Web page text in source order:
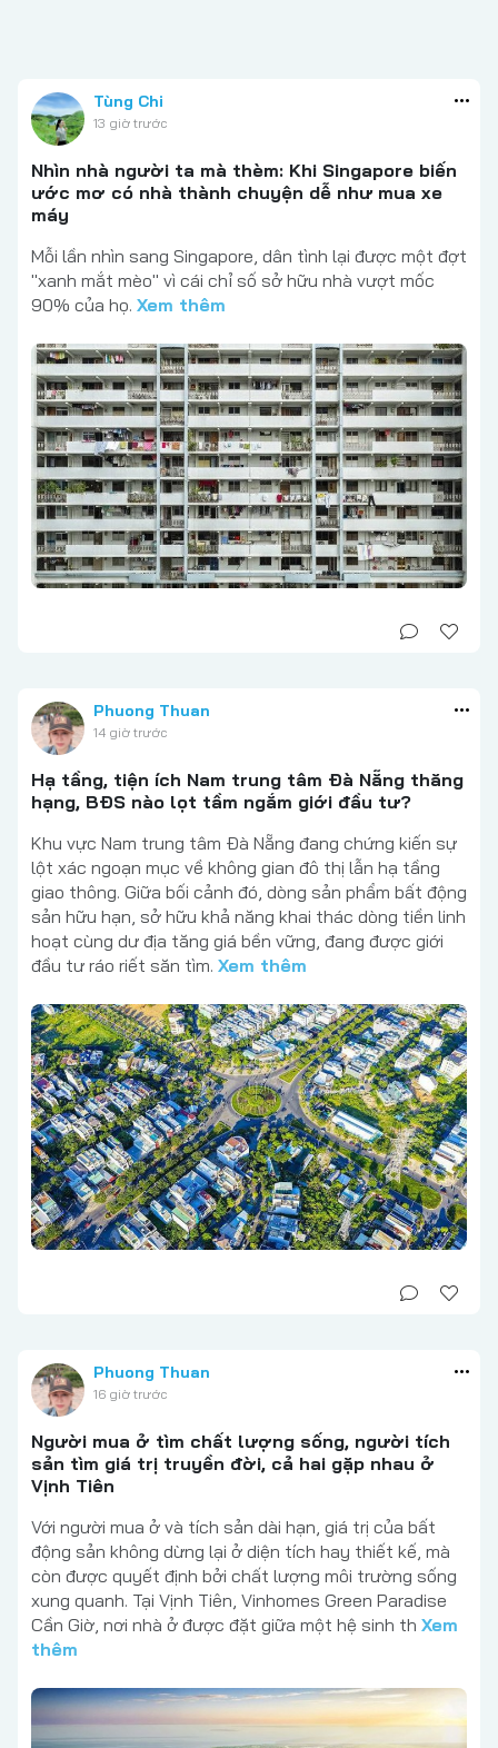
Tùng Chi
13 giờ trước
Nhìn nhà người ta mà thèm: Khi Singapore biến
ước mơ có nhà thành chuyện dễ như mua xe
máy
Mỗi lần nhìn sang Singapore, dân tình lại được một đợt
"xanh mắt mèo" vì cái chỉ số sở hữu nhà vượt mốc
90% của họ. Xem thêm
Phuong Thuan
14 giờ trước
Hạ tầng, tiện ích Nam trung tâm Đà Nẵng thăng
hạng, BĐS nào lọt tầm ngắm giới đầu tư?
Khu vực Nam trung tâm Đà Nẵng đang chứng kiến sự
lột xác ngoạn mục về không gian đô thị lẫn hạ tầng
giao thông. Giữa bối cảnh đó, dòng sản phẩm bất động
sản hữu hạn, sở hữu khả năng khai thác dòng tiền linh
hoạt cùng dư địa tăng giá bền vững, đang được giới
đầu tư ráo riết săn tìm. Xem thêm
Phuong Thuan
16 giờ trước
Người mua ở tìm chất lượng sống, người tích
sản tìm giá trị truyền đời, cả hai gặp nhau ở
Vịnh Tiên
Với người mua ở và tích sản dài hạn, giá trị của bất
động sản không dừng lại ở diện tích hay thiết kế, mà
còn được quyết định bởi chất lượng môi trường sống
xung quanh. Tại Vịnh Tiên, Vinhomes Green Paradise
Cần Giờ, nơi nhà ở được đặt giữa một hệ sinh th Xem
thêm